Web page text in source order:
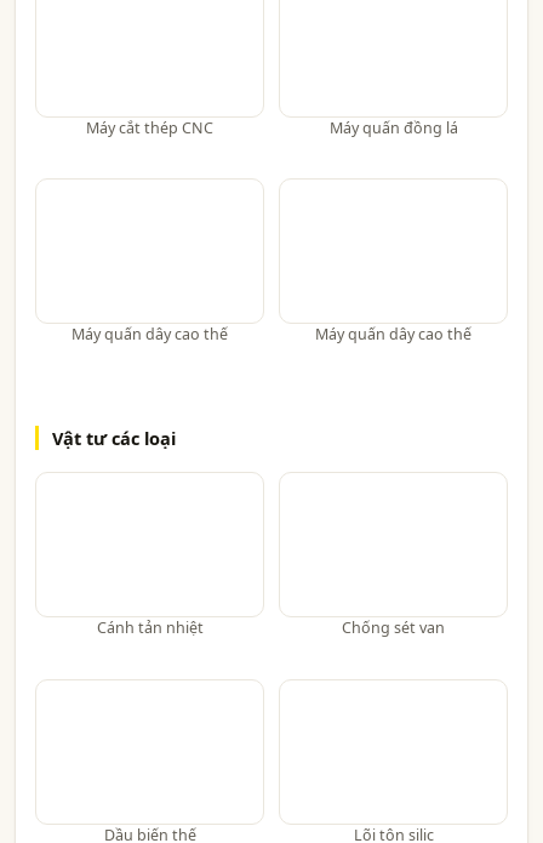
Máy cắt thép CNC Máy quấn đồng lá
Máy quấn dây cao thế Máy quấn dây cao thế
Vật tư các loại
Cánh tản nhiệt Chống sét van
Dầu biến thế Lõi tôn silic